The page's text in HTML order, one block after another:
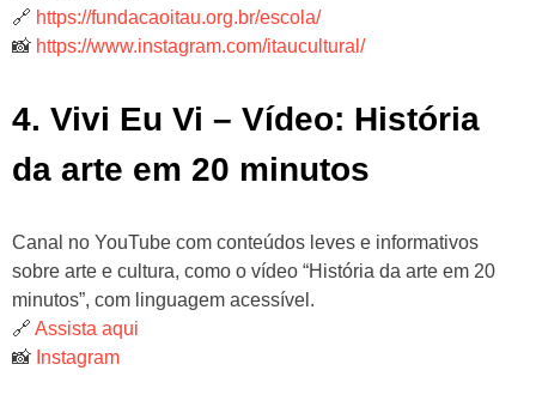
🔗 https://fundacaoitau.org.br/escola/
📸 https://www.instagram.com/itaucultural/
4. Vivi Eu Vi – Vídeo: História
da arte em 20 minutos
Canal no YouTube com conteúdos leves e informativos
sobre arte e cultura, como o vídeo “História da arte em 20
minutos”, com linguagem acessível.
🔗 Assista aqui
📸 Instagram